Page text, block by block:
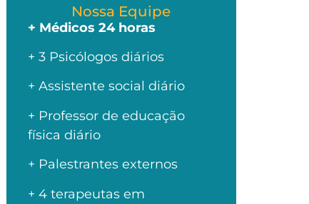
Nossa Equipe
+ Médicos 24 horas
+ 3 Psicólogos diários
+ Assistente social diário
+ Professor de educação
física diário
+ Palestrantes externos
+ 4 terapeutas em